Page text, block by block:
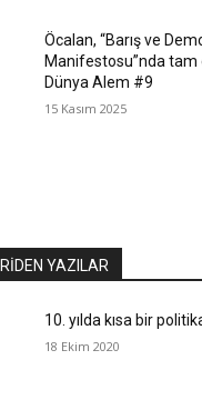
Öcalan, “Barış ve
Manifestosu”nda tam
Dünya Alem #9
15 Kasım 2025
YAZILAR
10. yılda kısa bir
18 Ekim 2020